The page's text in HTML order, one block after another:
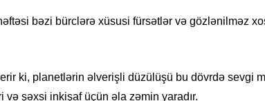
bəzi bürclərə xüsusi fürsətlər və gözlənilməz
ki, planetlərin əlverişli düzülüşü bu dövrdə sevgi
və şəxsi inkişaf üçün əla zəmin yaradır.